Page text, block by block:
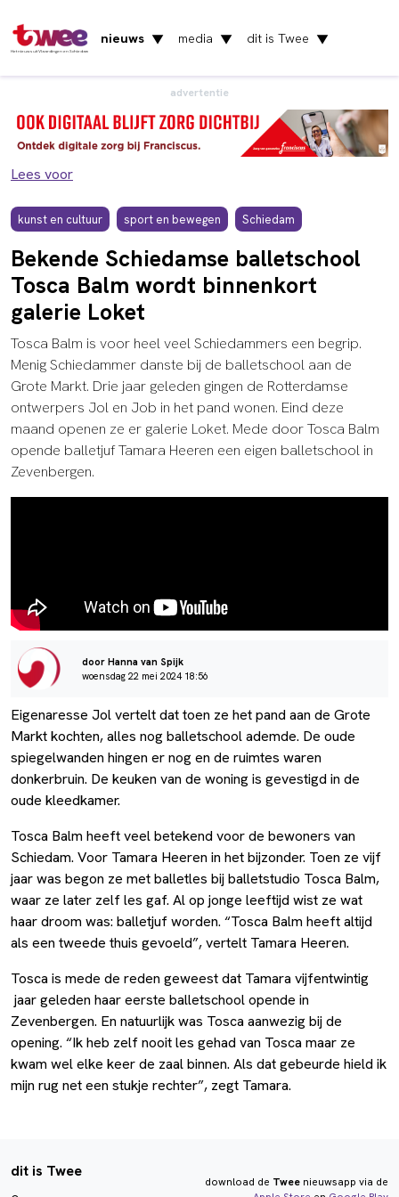
Het nieuws uit Vlaardingen en Schiedam
nieuws ▼ media ▼ dit is Twee ▼
advertentie
Lees voor
kunst en cultuur sport en bewegen Schiedam
Bekende Schiedamse balletschool
Tosca Balm wordt binnenkort
galerie Loket
Tosca Balm is voor heel veel Schiedammers een begrip.
Menig Schiedammer danste bij de balletschool aan de
Grote Markt. Drie jaar geleden gingen de Rotterdamse
ontwerpers Jol en Job in het pand wonen. Eind deze
maand openen ze er galerie Loket. Mede door Tosca Balm
opende balletjuf Tamara Heeren een eigen balletschool in
Zevenbergen.
door Hanna van Spijk
woensdag 22 mei 2024 18:56
Eigenaresse Jol vertelt dat toen ze het pand aan de Grote
Markt kochten, alles nog balletschool ademde. De oude
spiegelwanden hingen er nog en de ruimtes waren
donkerbruin. De keuken van de woning is gevestigd in de
oude kleedkamer.
Tosca Balm heeft veel betekend voor de bewoners van
Schiedam. Voor Tamara Heeren in het bijzonder. Toen ze vijf
jaar was begon ze met balletles bij balletstudio Tosca Balm,
waar ze later zelf les gaf. Al op jonge leeftijd wist ze wat
haar droom was: balletjuf worden. “Tosca Balm heeft altijd
als een tweede thuis gevoeld”, vertelt Tamara Heeren.
Tosca is mede de reden geweest dat Tamara vijfentwintig
jaar geleden haar eerste balletschool opende in
Zevenbergen. En natuurlijk was Tosca aanwezig bij de
opening. “Ik heb zelf nooit les gehad van Tosca maar ze
kwam wel elke keer de zaal binnen. Als dat gebeurde hield ik
mijn rug net een stukje rechter”, zegt Tamara.
dit is Twee
download de Tweenieuwsapp via de